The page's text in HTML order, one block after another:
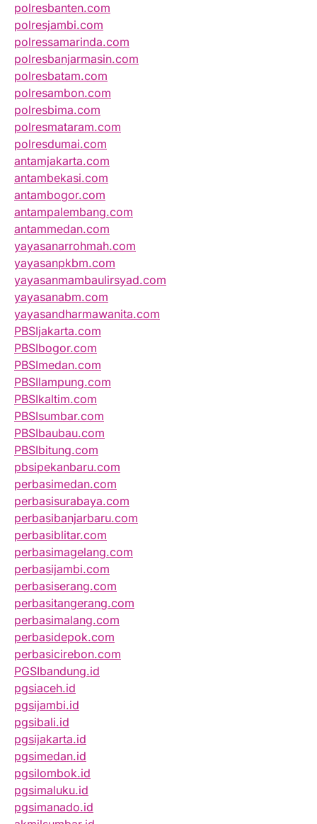
polresbanten.com
polresjambi.com
polressamarinda.com
polresbanjarmasin.com
polresbatam.com
polresambon.com
polresbima.com
polresmataram.com
polresdumai.com
antamjakarta.com
antambekasi.com
antambogor.com
antampalembang.com
antammedan.com
yayasanarrohmah.com
yayasanpkbm.com
yayasanmambaulirsyad.com
yayasanabm.com
yayasandharmawanita.com
PBSIjakarta.com
PBSIbogor.com
PBSImedan.com
PBSIlampung.com
PBSIkaltim.com
PBSIsumbar.com
PBSIbaubau.com
PBSIbitung.com
pbsipekanbaru.com
perbasimedan.com
perbasisurabaya.com
perbasibanjarbaru.com
perbasiblitar.com
perbasimagelang.com
perbasijambi.com
perbasiserang.com
perbasitangerang.com
perbasimalang.com
perbasidepok.com
perbasicirebon.com
PGSIbandung.id
pgsiaceh.id
pgsijambi.id
pgsibali.id
pgsijakarta.id
pgsimedan.id
pgsilombok.id
pgsimaluku.id
pgsimanado.id